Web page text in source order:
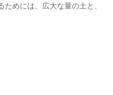
めには、広大な量の土と、